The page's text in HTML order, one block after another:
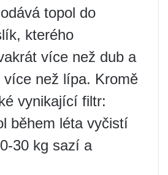
topol do
kterého
více než dub a
než lípa. Kromě
vynikající filtr:
během léta vyčistí
30 kg sazí a